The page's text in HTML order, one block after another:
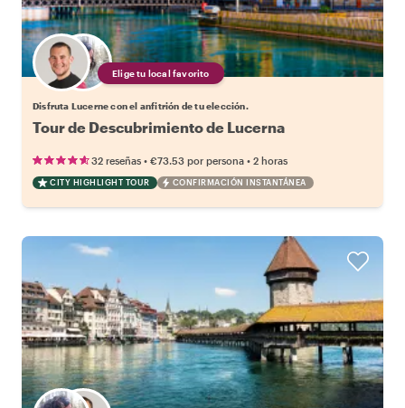
Elige tu local favorito
Disfruta Lucerne con el anfitrión de tu elección.
Tour de Descubrimiento de Lucerna
32 reseñas • €73.53 por persona • 2 horas
CITY HIGHLIGHT TOUR CONFIRMACIÓN INSTANTÁNEA